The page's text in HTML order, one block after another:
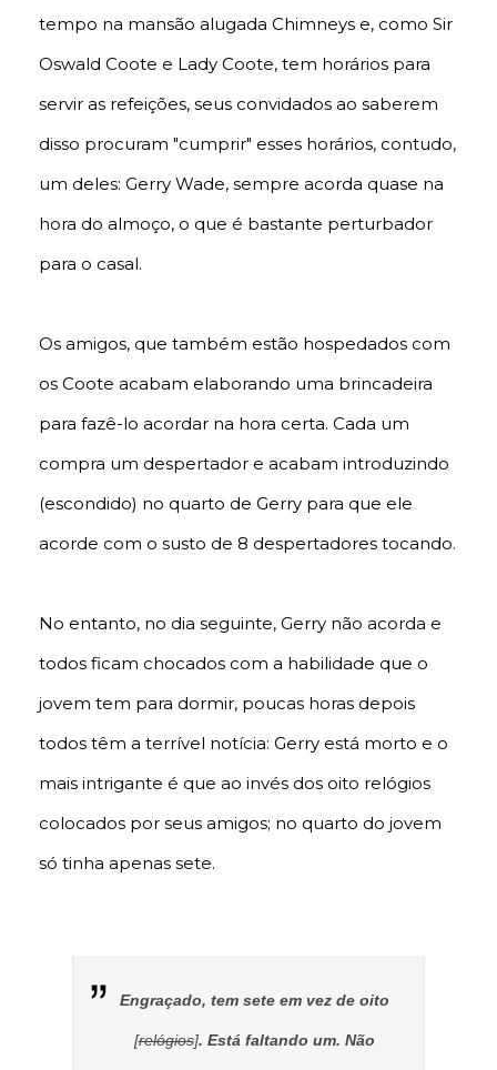
tempo na mansão alugada Chimneys e, como Sir
Oswald Coote e Lady Coote, tem horários para
servir as refeições, seus convidados ao saberem
disso procuram "cumprir" esses horários, contudo,
um deles: Gerry Wade, sempre acorda quase na
hora do almoço, o que é bastante perturbador
para o casal.
Os amigos, que também estão hospedados com
os Coote acabam elaborando uma brincadeira
para fazê-lo acordar na hora certa. Cada um
compra um despertador e acabam introduzindo
(escondido) no quarto de Gerry para que ele
acorde com o susto de 8 despertadores tocando.
No entanto, no dia seguinte, Gerry não acorda e
todos ficam chocados com a habilidade que o
jovem tem para dormir, poucas horas depois
todos têm a terrível notícia: Gerry está morto e o
mais intrigante é que ao invés dos oito relógios
colocados por seus amigos; no quarto do jovem
só tinha apenas sete.
Engraçado, tem sete em vez de oito
[relógios]. Está faltando um. Não